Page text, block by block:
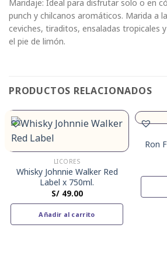
Maridaje: Ideal para disfrutar solo o en
punch y chilcanos aromáticos. Marida a
ceviches, tiraditos, ensaladas tropicales
el pie de limón.
PRODUCTOS RELACIONADOS
LICORES
Whisky Johnnie Walker Red
Label x 750ml.
S/49.00
Añadir al carrito
Ron